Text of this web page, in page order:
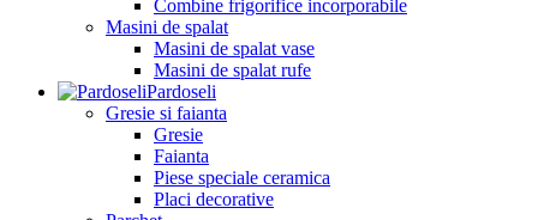
Combine frigorifice incorporabile
Masini de spalat
Masini de spalat vase
Masini de spalat rufe
Pardoseli
Gresie si faianta
Gresie
Faianta
Piese speciale ceramica
Placi decorative